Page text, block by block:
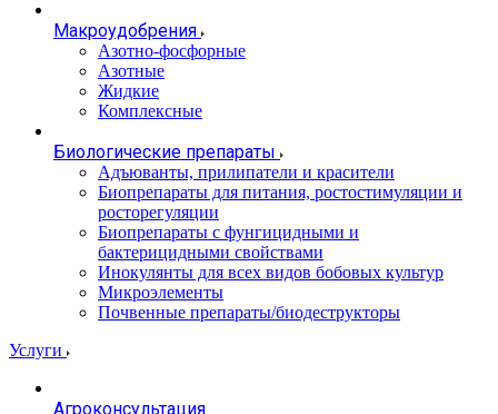
Макроудобрения
Азотно-фосфорные
Азотные
Жидкие
Комплексные
Биологические препараты
Адъюванты, прилипатели и красители
Биопрепараты для питания, ростостимуляции и
росторегуляции
Биопрепараты с фунгицидными и
бактерицидными свойствами
Инокулянты для всех видов бобовых культур
Микроэлементы
Почвенные препараты/биодеструкторы
Услуги
Агроконсультация